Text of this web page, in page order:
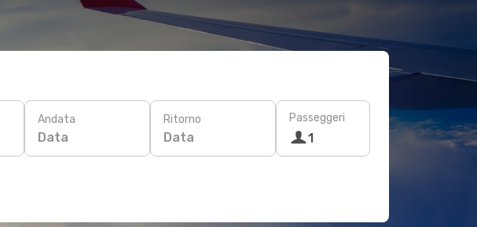
Andata
Data
Ritorno
Data
Passeggeri
1